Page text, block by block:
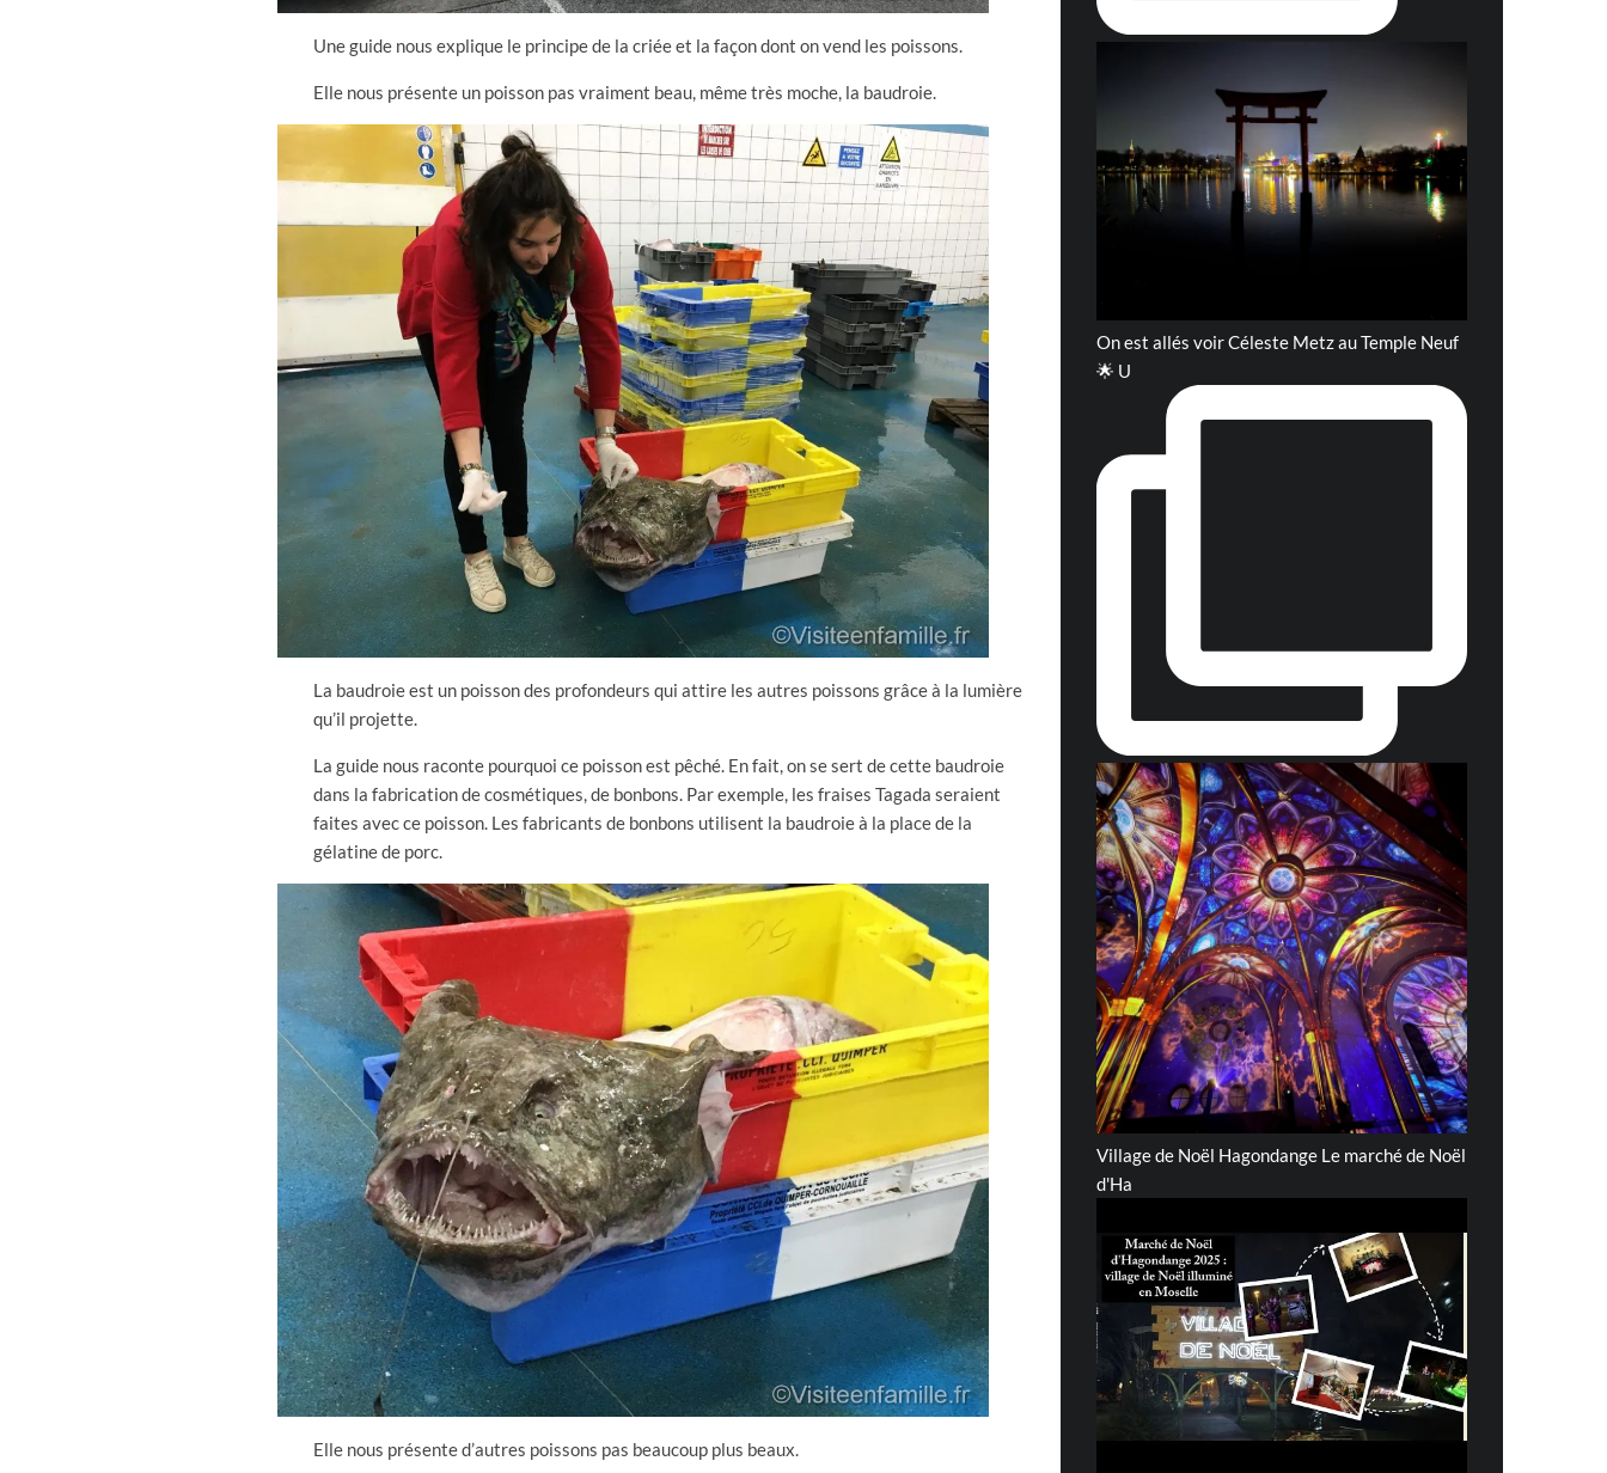
Une guide nous explique le principe de la criée et la façon dont on vend les poissons.
Elle nous présente un poisson pas vraiment beau, même très moche, la baudroie.
La baudroie est un poisson des profondeurs qui attire les autres poissons grâce à la lumière
qu’il projette.
La guide nous raconte pourquoi ce poisson est pêché. En fait, on se sert de cette baudroie
dans la fabrication de cosmétiques, de bonbons. Par exemple, les fraises Tagada seraient
faites avec ce poisson. Les fabricants de bonbons utilisent la baudroie à la place de la
gélatine de porc.
Elle nous présente d’autres poissons pas beaucoup plus beaux.
On est allés voir Céleste Metz au Temple Neuf
🌟 U
Village de Noël Hagondange Le marché de Noël
d'Ha